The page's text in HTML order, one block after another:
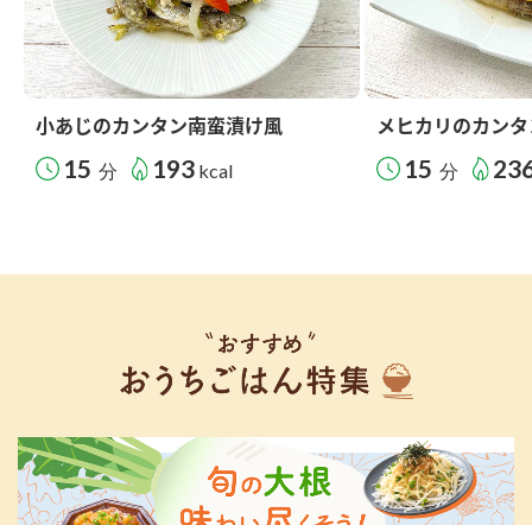
小あじのカンタン南蛮漬け風
15 分 193 kcal
メヒカリのカン
15 分